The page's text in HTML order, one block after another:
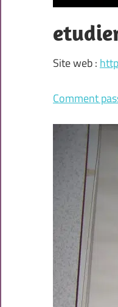
Site web :
Comment